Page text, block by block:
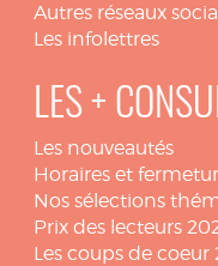
Autres réseaux
Les infolettres
LES +
Les nouveautés
Horaires et
Nos sélections
Prix des lecteurs
Les coups de coeur